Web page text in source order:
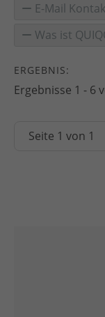
E-Mail
Was ist
ERGEBNIS:
Ergebnisse 1 - 6